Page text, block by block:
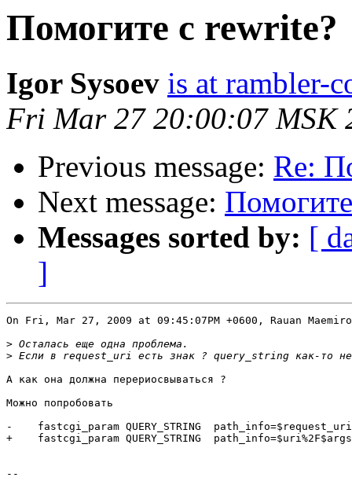
Помогите с rewrite?
Igor Sysoev is at rambler-
Fri Mar 27 20:00:07 MSK
Previous message: Re:
Next message:
Messages sorted by: [
]
On Fri, Mar 27, 2009 at 09:45:07PM +0600, Rauan
>
>
А как она должна перериосвываться ?
Можно попробовать
-    fastcgi_param QUERY_STRING
+    fastcgi_param QUERY_STRING
--